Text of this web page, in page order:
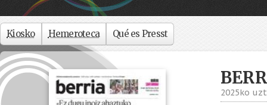
Kiosko Hemeroteca Qué es Presst
2025ko